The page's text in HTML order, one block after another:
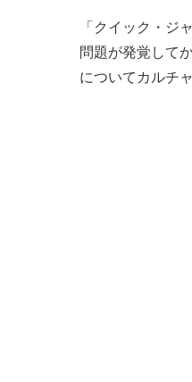
「クイック・ジ
問題が発覚して
についてカルチ